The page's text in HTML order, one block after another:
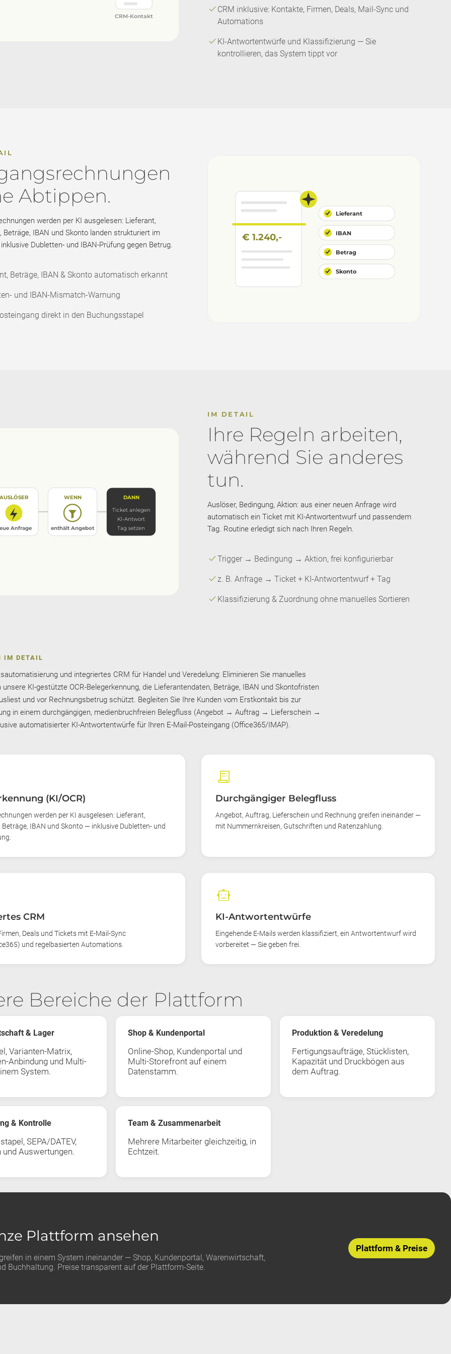
CRM-Kontakt
check CRM inklusive: Kontakte, Firmen, Deals, Mail-Sync und
Automations
check KI-Antwortentwürfe und Klassifizierung — Sie
kontrollieren, das System tippt vor
€ 1.240,-
Lieferant
IBAN
Betrag
Skonto
Abtippen.
werden per KI ausgelesen: Lieferant,
Beträge, IBAN und Skonto landen strukturiert im
Dubletten- und IBAN-Prüfung gegen Betrug.
Beträge, IBAN & Skonto automatisch erkannt
und IBAN-Mismatch-Warnung
direkt in den Buchungsstapel
AUSLÖSER
Anfrage
WENN
enthält Angebot
DANN
Ticket anlegen
KI-Antwort
Tag setzen
IM DETAIL
Ihre Regeln arbeiten,
während Sie anderes
tun.
Auslöser, Bedingung, Aktion: aus einer neuen Anfrage wird
automatisch ein Ticket mit KI-Antwortentwurf und passendem
Tag. Routine erledigt sich nach Ihren Regeln.
checkTrigger → Bedingung → Aktion, frei konfigurierbar
checkz. B. Anfrage → Ticket + KI-Antwortentwurf + Tag
check Klassifizierung & Zuordnung ohne manuelles Sortieren
IM DETAIL
und integriertes CRM für Handel und Veredelung: Eliminieren Sie manuelles
unsere KI-gestützte OCR-Belegerkennung, die Lieferantendaten, Beträge, IBAN und Skontofristen
und vor Rechnungsbetrug schützt. Begleiten Sie Ihre Kunden vom Erstkontakt bis zur
in einem durchgängigen, medienbruchfreien Belegfluss (Angebot → Auftrag → Lieferschein →
automatisierter KI-Antwortentwürfe für Ihren E-Mail-Posteingang (Office365/IMAP).
(KI/OCR)
werden per KI ausgelesen: Lieferant,
Beträge, IBAN und Skonto — inklusive Dubletten- und
receipt_long
Durchgängiger Belegfluss
Angebot, Auftrag, Lieferschein und Rechnung greifen ineinander —
mit Nummernkreisen, Gutschriften und Ratenzahlung.
CRM
Deals und Tickets mit E-Mail-Sync
und regelbasierten Automations.
smart_toy
KI-Antwortentwürfe
Eingehende E-Mails werden klassifiziert, ein Antwortentwurf wird
vorbereitet — Sie geben frei.
Bereiche der Plattform
& Lager
Varianten-Matrix,
Anbindung und Multi-
System.
Shop & Kundenportal
Online-Shop, Kundenportal und
Multi-Storefront auf einem
Datenstamm.
Produktion & Veredelung
Fertigungsaufträge, Stücklisten,
Kapazität und Druckbögen aus
dem Auftrag.
& Kontrolle
SEPA/DATEV,
und Auswertungen.
Team & Zusammenarbeit
Mehrere Mitarbeiter gleichzeitig, in
Echtzeit.
Plattform ansehen
in einem System ineinander — Shop, Kundenportal, Warenwirtschaft,
Buchhaltung. Preise transparent auf der Plattform-Seite.
Plattform & Preise